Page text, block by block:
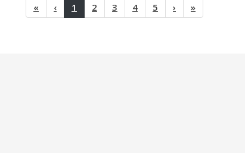
« ‹ 1 (huidige)
2 3 4 5 › »